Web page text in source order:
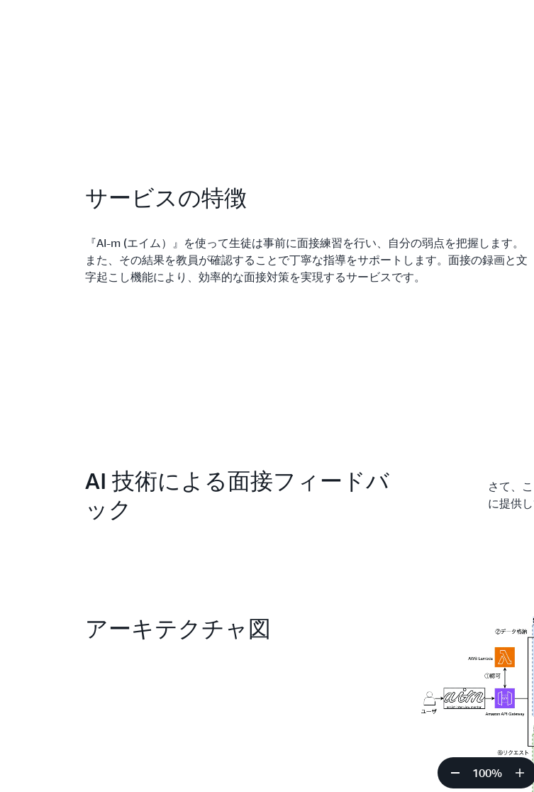
サービスの特徴
『AI-m (エイム）』を使って生徒は事前に面接練習を行い、自分の弱点を把握します。
また、その結果を教員が確認することで丁寧な指導をサポートします。面接の録画と文
字起こし機能により、効率的な面接対策を実現するサービスです。
AI 技術による面接フィードバ
ック
さて、
に提供
アーキテクチャ図
100%